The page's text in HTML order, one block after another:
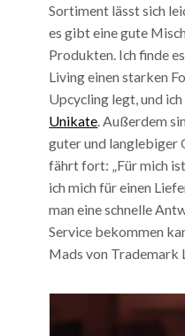
Sortiment lässt sich
es gibt eine gute
Produkten. Ich finde
Living einen starken
Upcycling legt, und
Unikate . Außerdem
guter und langlebiger
fährt fort: „Für mich
ich mich für einen
man eine schnelle
Service bekommen
Mads von Trademark